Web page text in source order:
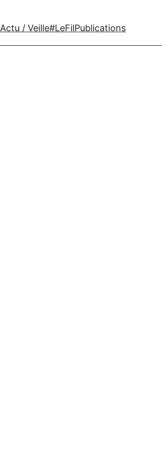
Actu / Veille#LeFilPublications